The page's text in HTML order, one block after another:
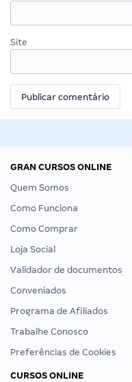
Site
GRAN CURSOS ONLINE
Quem Somos
Como Funciona
Como Comprar
Loja Social
Validador de documentos
Conveniados
Programa de Afiliados
Trabalhe Conosco
Preferências de Cookies
CURSOS ONLINE